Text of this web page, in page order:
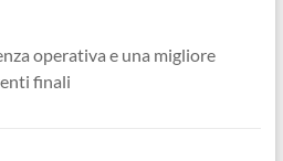
operativa e una migliore
finali